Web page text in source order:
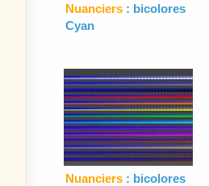
Nuanciers : bicolores
Cyan
Nuanciers : bicolores